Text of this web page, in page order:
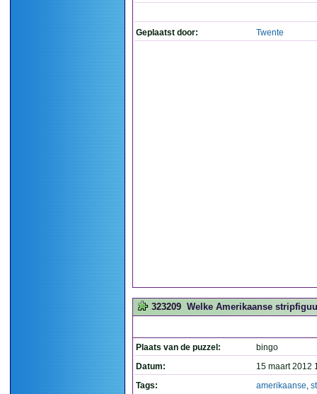
Geplaatst door: Twente
323209 Welke Amerikaanse
Plaats van de puzzel:
bingo
Datum:
15 maart 2012
Tags:
amerikaanse,